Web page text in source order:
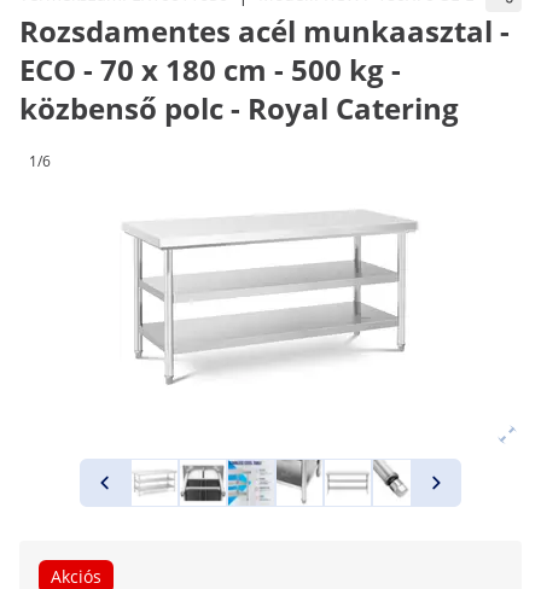
Rozsdamentes acél munkaasztal -
ECO - 70 x 180 cm - 500 kg -
közbenső polc - Royal Catering
1/6
Akciós